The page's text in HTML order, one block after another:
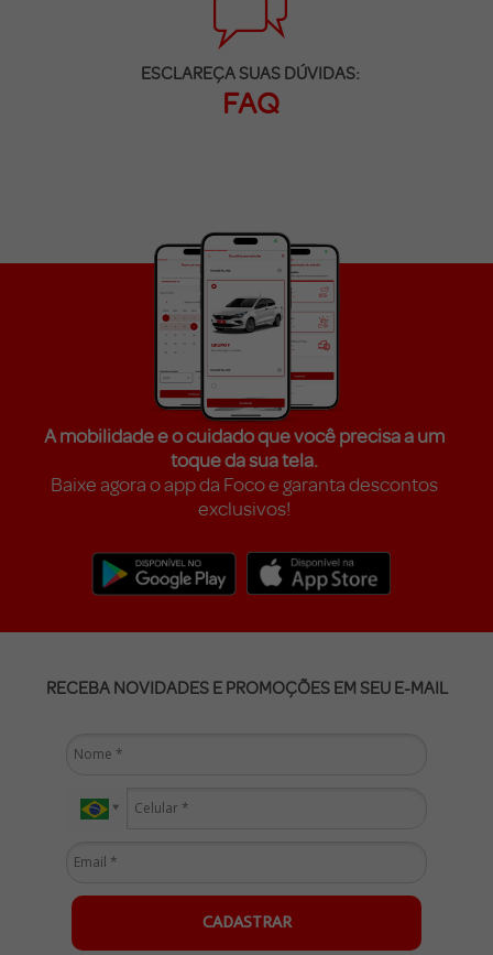
ESCLAREÇA SUAS DÚVIDAS:
FAQ
A mobilidade e o cuidado que você precisa a um
toque da sua tela.
Baixe agora o app da Foco e garanta descontos
exclusivos!
RECEBA NOVIDADES E PROMOÇÕES EM SEU E-MAIL
CADASTRAR